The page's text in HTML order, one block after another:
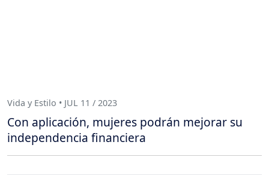
Vida y Estilo • JUL 11 / 2023
Con aplicación, mujeres podrán mejorar su
independencia financiera